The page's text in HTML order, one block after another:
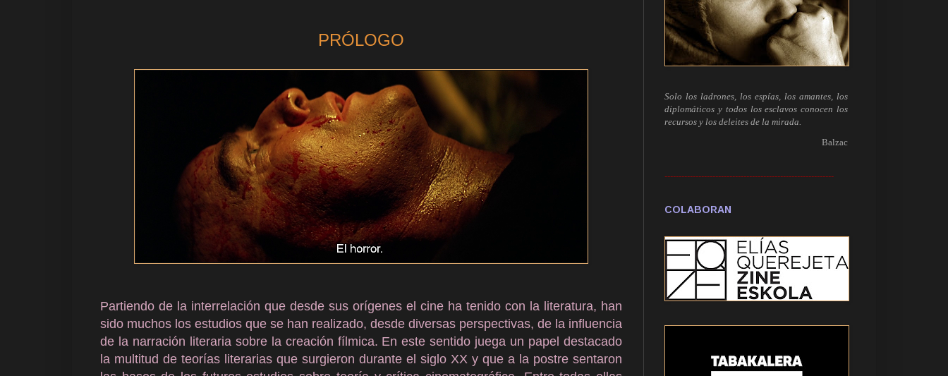
PRÓLOGO
Partiendo de la interrelación que desde sus orígenes el cine ha tenido con la literatura, han
sido muchos los estudios que se han realizado, desde diversas perspectivas, de la influencia
de la narración literaria sobre la creación fílmica. En este sentido juega un papel destacado
la multitud de teorías literarias que surgieron durante el siglo XX y que a la postre sentaron
Solo los ladrones, los espías, los amantes, los
diplomáticos y todos los esclavos conocen los
recursos y los deleites de la mirada.
Balzac
------------------------------------------------------------
COLABORAN